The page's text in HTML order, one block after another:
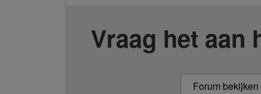
Vraag het aan
Forum bekijken